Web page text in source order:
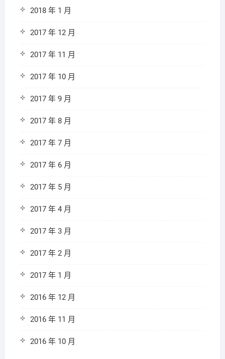
2018 年 1 月
2017 年 12 月
2017 年 11 月
2017 年 10 月
2017 年 9 月
2017 年 8 月
2017 年 7 月
2017 年 6 月
2017 年 5 月
2017 年 4 月
2017 年 3 月
2017 年 2 月
2017 年 1 月
2016 年 12 月
2016 年 11 月
2016 年 10 月